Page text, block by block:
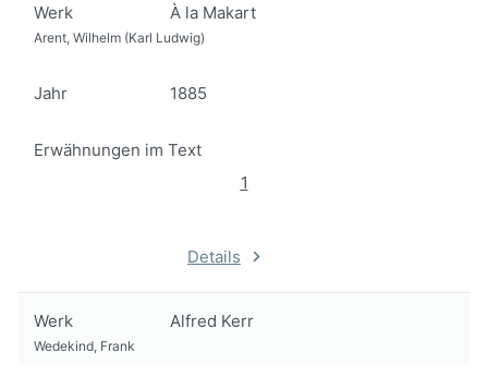
Werk À la Makart
Arent, Wilhelm (Karl Ludwig)
Jahr 1885
Erwähnungen im Text
1
Details
Werk Alfred Kerr
Wedekind, Frank